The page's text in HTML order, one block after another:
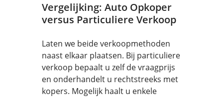
Vergelijking: Auto Opkoper
versus Particuliere Verkoop
Laten we beide verkoopmethoden
naast elkaar plaatsen. Bij particuliere
verkoop bepaalt u zelf de vraagprijs
en onderhandelt u rechtstreeks met
kopers. Mogelijk haalt u enkele